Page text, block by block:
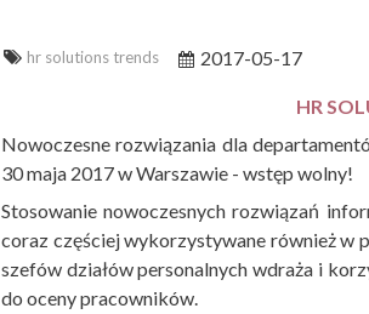
hr solutions trends 2017-05-17
HR
Nowoczesne rozwiązania dla
30 maja 2017 w Warszawie - wstęp wolny!
Stosowanie nowoczesnych rozwiązań
coraz częściej wykorzystywane również w
szefów działów personalnych wdraża i
do oceny pracowników.